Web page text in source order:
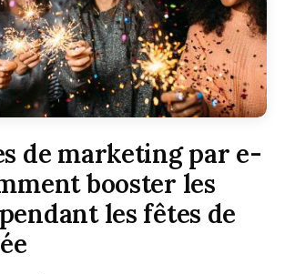
de marketing par e-
booster les
les fêtes de